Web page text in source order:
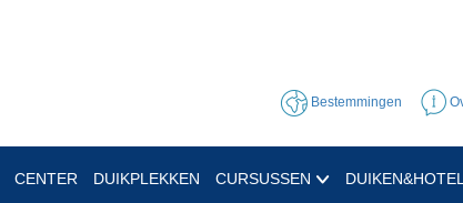
Bestemmingen
CENTER DUIKPLEKKEN CURSUSSEN DUIKEN&HOTEL